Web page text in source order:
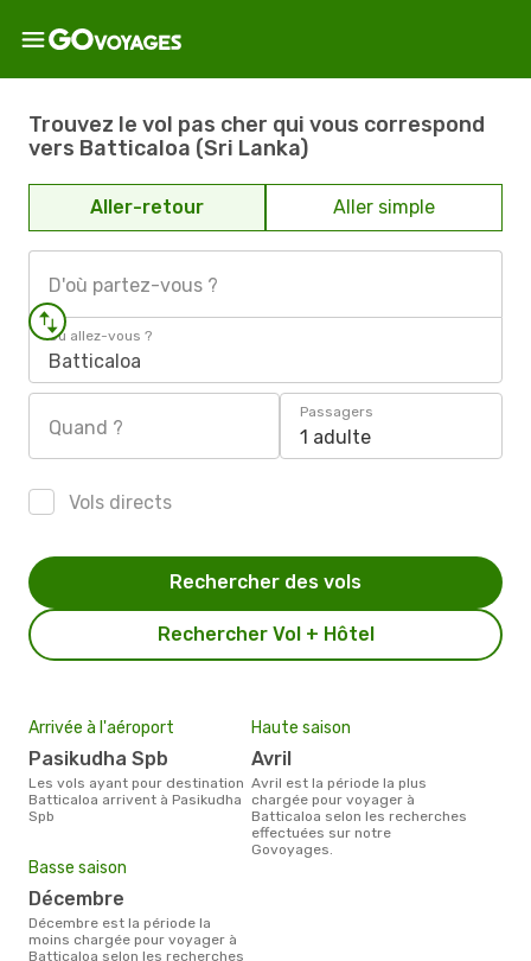
Trouvez le vol pas cher qui vous correspond
vers Batticaloa (Sri Lanka)
Aller-retour Aller simple
D'où partez-vous ?
Où allez-vous ?
Batticaloa
Quand ?
Passagers
1 adulte
Vols directs
Rechercher Vol + Hôtel
Rechercher des vols
Arrivée à l'aéroport
Pasikudha Spb
Les vols ayant pour destination
Batticaloa arrivent à Pasikudha
Spb
Haute saison
avril
avril est la période la plus
chargée pour voyager à
Batticaloa selon les recherches
effectuées sur notre
Govoyages.
Basse saison
décembre
décembre est la période la
moins chargée pour voyager à
Batticaloa selon les recherches